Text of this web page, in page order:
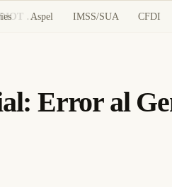
Aspel IMSS/SUA CFDI
CONTPAQi Nóminas y Comercial: Error al Generar la DIOT — Causas y Solución
Error al